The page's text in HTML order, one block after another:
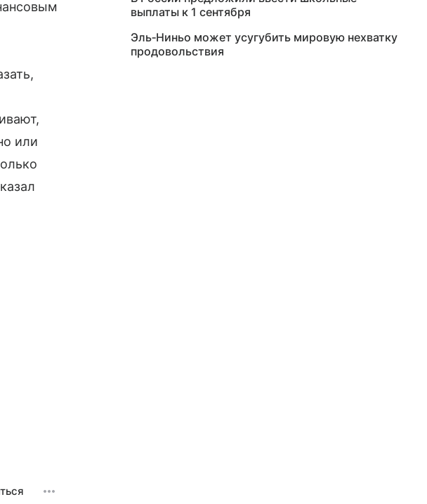
или
выплаты к 1 сентября
Эль‑Ниньо может усугубить мировую нехватку
продовольствия